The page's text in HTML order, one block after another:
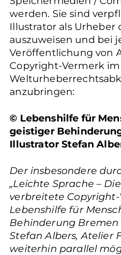
werden. Sie sind
Illustrator als Urheber
auszuweisen und bei
Veröffentlichung von
Copyright-Vermerk im
anzubringen:
© Lebenshilfe für
geistiger
Illustrator Stefan
Der insbesondere
„Leichte Sprache –
verbreitete
Lebenshilfe für
Behinderung Bremen
Stefan Albers, Atelier
weiterhin parallel